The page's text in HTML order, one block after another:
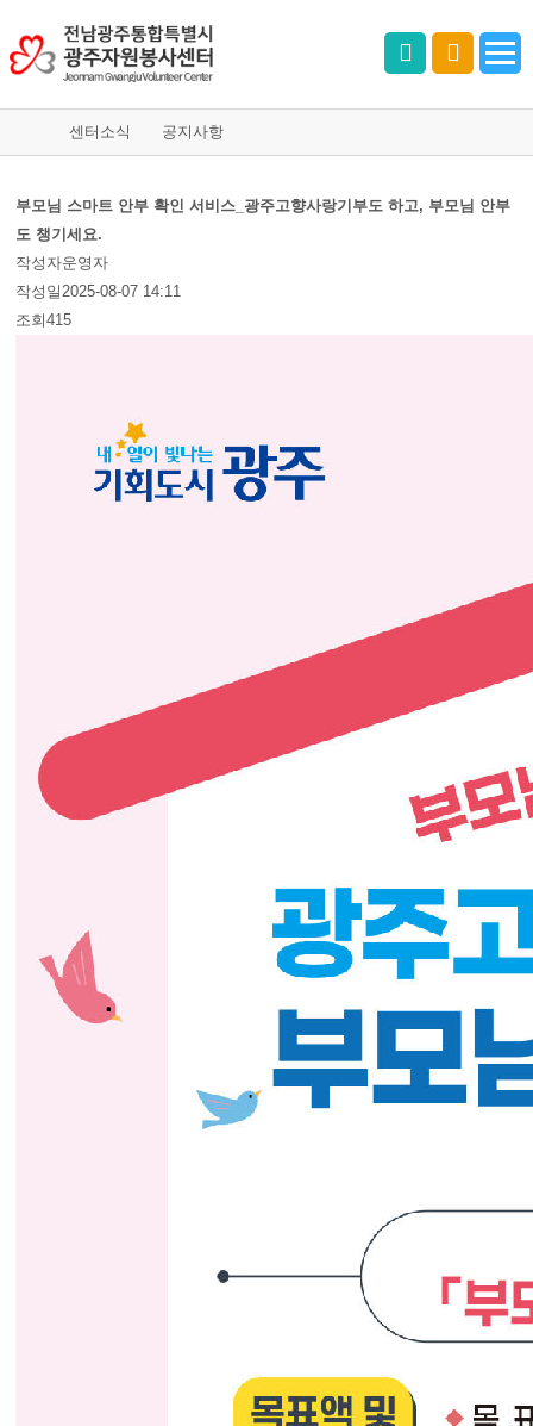
센터소식 공지사항
부모님 스마트 안부 확인 서비스_광주고향사랑기부도 하고, 부모님 안부
도 챙기세요.
작성자운영자
작성일2025-08-07 14:11
조회415